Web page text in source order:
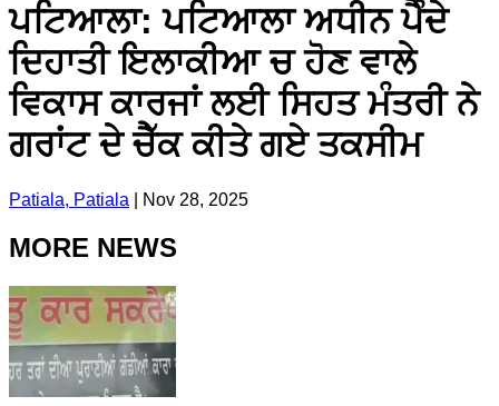
ਪਟਿਆਲਾ: ਪਟਿਆਲਾ ਅਧੀਨ ਪੈੰਦੇ
ਦਿਹਾਤੀ ਇਲਾਕੀਆ ਚ ਹੋਣ ਵਾਲੇ
ਵਿਕਾਸ ਕਾਰਜਾਂ ਲਈ ਸਿਹਤ ਮੰਤਰੀ ਨੇ
ਗਰਾਂਟ ਦੇ ਚੈੱਕ ਕੀਤੇ ਗਏ ਤਕਸੀਮ
Patiala, Patiala Nov 28, 2025
MORE NEWS